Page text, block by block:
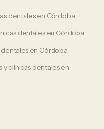
dentalesen Córdoba
dentalesen Córdoba
dentalesen Córdoba
y clínicas dentalesen